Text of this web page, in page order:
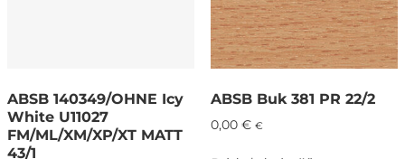
ABSB 140349/OHNE Icy
White U11027
FM/ML/XM/XP/XT MATT
43/1
ABSB Buk 381 PR 22/2
0,00 € €